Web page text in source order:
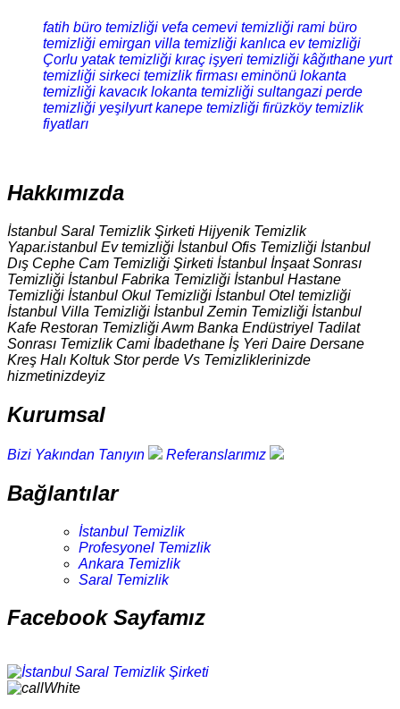
fatih büro temizliği vefa cemevi temizliği rami büro
temizliği emirgan villa temizliği kanlıca ev temizliği
Çorlu yatak temizliği kıraç işyeri temizliği kâğıthane yurt
temizliği sirkeci temizlik firması eminönü lokanta
temizliği kavacık lokanta temizliği sultangazi perde
temizliği yeşilyurt kanepe temizliği firüzköy temizlik
fiyatları
Hakkımızda
İstanbul Saral Temizlik Şirketi Hijyenik Temizlik
Yapar.istanbul Ev temizliği İstanbul Ofis Temizliği İstanbul
Dış Cephe Cam Temizliği Şirketi İstanbul İnşaat Sonrası
Temizliği İstanbul Fabrika Temizliği İstanbul Hastane
Temizliği İstanbul Okul Temizliği İstanbul Otel temizliği
İstanbul Villa Temizliği İstanbul Zemin Temizliği İstanbul
Kafe Restoran Temizliği Awm Banka Endüstriyel Tadilat
Sonrası Temizlik Cami İbadethane İş Yeri Daire Dersane
Kreş Halı Koltuk Stor perde Vs Temizliklerinizde
hizmetinizdeyiz
Kurumsal
Bizi Yakından Tanıyın Referanslarımız
Bağlantılar
İstanbul Temizlik
Profesyonel Temizlik
Ankara Temizlik
Saral Temizlik
Facebook Sayfamız